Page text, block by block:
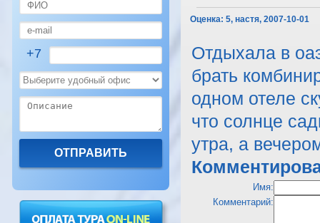
+7
Оценка: 5, настя, 2007-10-01
Отдыхала в
брать
одном отеле
что солнце
утра, а
Имя:
Комментарий: